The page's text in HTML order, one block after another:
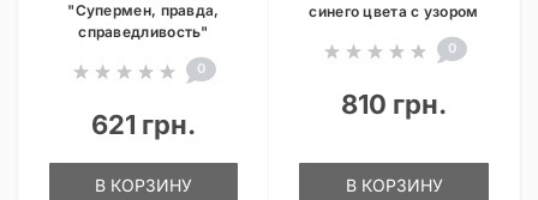
"Супермен, правда,
справедливость"
0
621 грн.
В КОРЗИНУ
синего цвета с узором
0
810 грн.
В КОРЗИНУ